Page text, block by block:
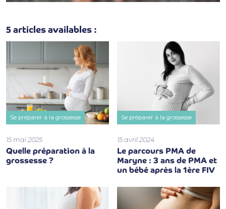
5 articles availables :
Se préparer à la grossesse
15 mai 2025
Quelle préparation à la
grossesse ?
Se préparer à la grossesse
15 avril 2024
Le parcours PMA de
Maryne : 3 ans de PMA et
un bébé après la 1ère FIV